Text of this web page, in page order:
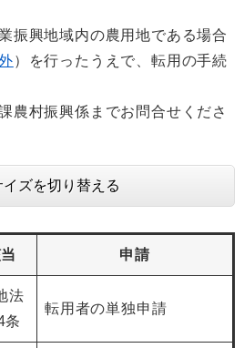
振興地域内の農用地である場合
）を行ったうえで、転用の手続
農村振興係までお問合せくださ
ズを切り替える
申請
法
条
転用者の単独申請